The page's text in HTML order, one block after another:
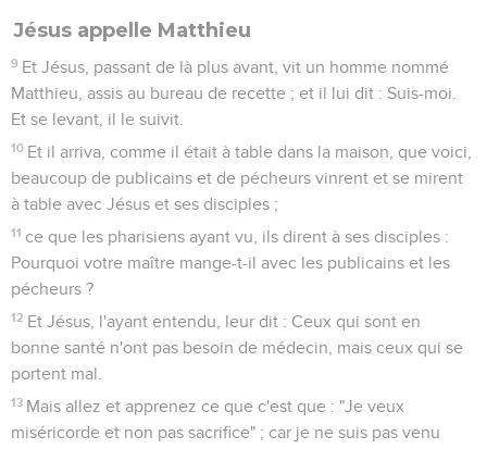
Jésus appelle Matthieu
9 Et Jésus, passant de là plus avant, vit un homme nommé
Matthieu, assis au bureau de recette ; et il lui dit : Suis-moi.
Et se levant, il le suivit.
10 Et il arriva, comme il était à table dans la maison, que voici,
beaucoup de publicains et de pécheurs vinrent et se mirent
à table avec Jésus et ses disciples ;
11 ce que les pharisiens ayant vu, ils dirent à ses disciples :
Pourquoi votre maître mange-t-il avec les publicains et les
pécheurs ?
12 Et Jésus, l'ayant entendu, leur dit : Ceux qui sont en
bonne santé n'ont pas besoin de médecin, mais ceux qui se
portent mal.
13 Mais allez et apprenez ce que c'est que : "Je veux
miséricorde et non pas sacrifice" ; car je ne suis pas venu